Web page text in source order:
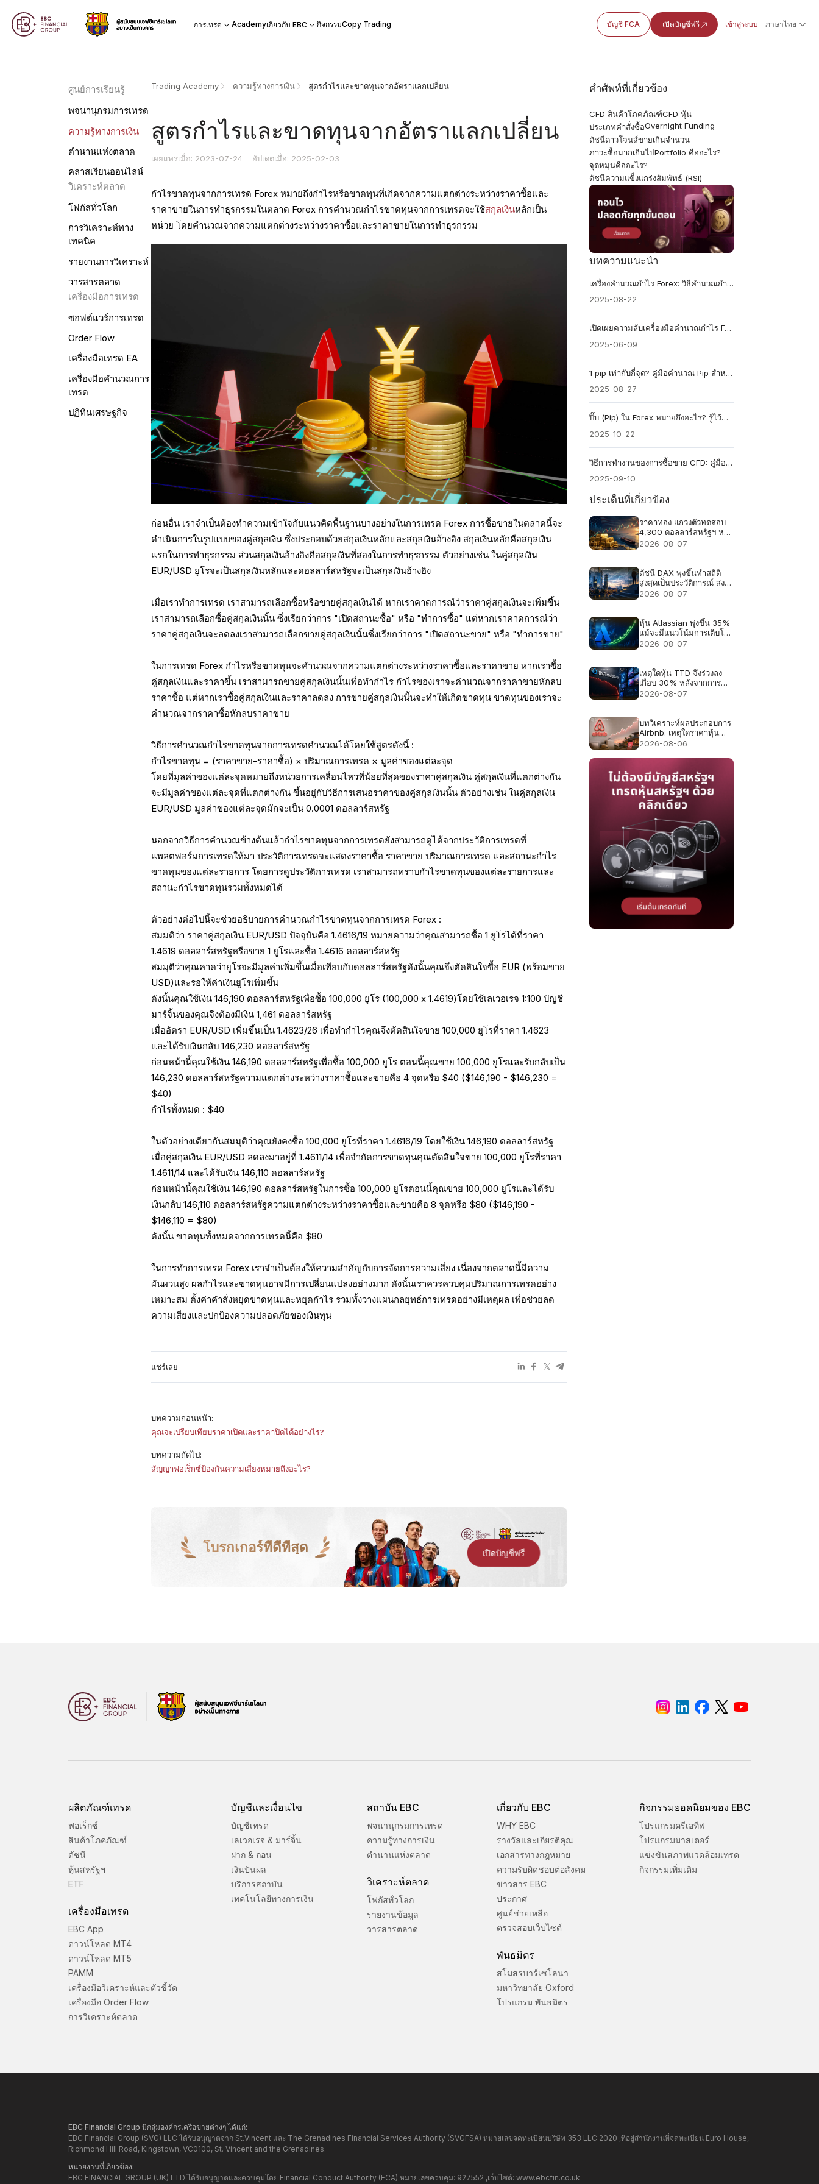
การเทรด Academyเกี่ยวกับ EBC กิจกรรมCopy Trading บัญชี FCA เปิดบัญชีฟรี เข้าสู่ระบบ ภาษาไทย
ศูนย์การเรียนรู้
พจนานุกรมการเทรด
ความรู้ทางการเงิน
ตำนานแห่งตลาด
คลาสเรียนออนไลน์
วิเคราะห์ตลาด
โฟกัสทั่วโลก
การวิเคราะห์ทาง
เทคนิค
รายงานการวิเคราะห์
วารสารตลาด
เครื่องมือการเทรด
ซอฟต์แวร์การเทรด
Order Flow
เครื่องมือเทรด EA
เครื่องมือคำนวณการ
เทรด
ปฏิทินเศรษฐกิจ
Trading Academy ความรู้ทางการเงิน สูตรกำไรและขาดทุนจากอัตราแลกเปลี่ยน
สูตรกำไรและขาดทุนจากอัตราแลกเปลี่ยน
เผยแพร่เมื่อ: 2023-07-24 อัปเดตเมื่อ: 2025-02-03
กำไรขาดทุนจากการเทรด Forex หมายถึงกำไรหรือขาดทุนที่เกิดจากความแตกต่างระหว่างราคาซื้อและ
ราคาขายในการทำธุรกรรมในตลาด Forex การคำนวณกำไรขาดทุนจากการเทรดจะใช้สกุลเงินหลักเป็น
หน่วย โดยคำนวณจากความแตกต่างระหว่างราคาซื้อและราคาขายในการทำธุรกรรม
ก่อนอื่น เราจำเป็นต้องทำความเข้าใจกับแนวคิดพื้นฐานบางอย่างในการเทรด Forex การซื้อขายในตลาดนี้จะ
ดำเนินการในรูปแบบของคู่สกุลเงิน ซึ่งประกอบด้วยสกุลเงินหลักและสกุลเงินอ้างอิง สกุลเงินหลักคือสกุลเงิน
แรกในการทำธุรกรรม ส่วนสกุลเงินอ้างอิงคือสกุลเงินที่สองในการทำธุรกรรม ตัวอย่างเช่น ในคู่สกุลเงิน
EUR/USD ยูโรจะเป็นสกุลเงินหลักและดอลลาร์สหรัฐจะเป็นสกุลเงินอ้างอิง
เมื่อเราทำการเทรด เราสามารถเลือกซื้อหรือขายคู่สกุลเงินได้ หากเราคาดการณ์ว่าราคาคู่สกุลเงินจะเพิ่มขึ้น
เราสามารถเลือกซื้อคู่สกุลเงินนั้น ซึ่งเรียกว่าการ "เปิดสถานะซื้อ" หรือ "ทำการซื้อ" แต่หากเราคาดการณ์ว่า
ราคาคู่สกุลเงินจะลดลงเราสามารถเลือกขายคู่สกุลเงินนั้นซึ่งเรียกว่าการ "เปิดสถานะขาย" หรือ "ทำการขาย"
ในการเทรด Forex กำไรหรือขาดทุนจะคำนวณจากความแตกต่างระหว่างราคาซื้อและราคาขาย หากเราซื้อ
คู่สกุลเงินและราคาขึ้น เราสามารถขายคู่สกุลเงินนั้นเพื่อทำกำไร กำไรของเราจะคำนวณจากราคาขายหักลบ
ราคาซื้อ แต่หากเราซื้อคู่สกุลเงินและราคาลดลง การขายคู่สกุลเงินนั้นจะทำให้เกิดขาดทุน ขาดทุนของเราจะ
คำนวณจากราคาซื้อหักลบราคาขาย
วิธีการคำนวณกำไรขาดทุนจากการเทรดคำนวณได้โดยใช้สูตรดังนี้ :
กำไรขาดทุน = (ราคาขาย-ราคาซื้อ) × ปริมาณการเทรด × มูลค่าของแต่ละจุด
โดยที่มูลค่าของแต่ละจุดหมายถึงหน่วยการเคลื่อนไหวที่น้อยที่สุดของราคาคู่สกุลเงิน คู่สกุลเงินที่แตกต่างกัน
จะมีมูลค่าของแต่ละจุดที่แตกต่างกัน ขึ้นอยู่กับวิธีการเสนอราคาของคู่สกุลเงินนั้น ตัวอย่างเช่น ในคู่สกุลเงิน
EUR/USD มูลค่าของแต่ละจุดมักจะเป็น 0.0001 ดอลลาร์สหรัฐ
นอกจากวิธีการคำนวณข้างต้นแล้วกำไรขาดทุนจากการเทรดยังสามารถดูได้จากประวัติการเทรดที่
แพลตฟอร์มการเทรดให้มา ประวัติการเทรดจะแสดงราคาซื้อ ราคาขาย ปริมาณการเทรด และสถานะกำไร
ขาดทุนของแต่ละรายการ โดยการดูประวัติการเทรด เราสามารถทราบกำไรขาดทุนของแต่ละรายการและ
สถานะกำไรขาดทุนรวมทั้งหมดได้
ตัวอย่างต่อไปนี้จะช่วยอธิบายการคำนวณกำไรขาดทุนจากการเทรด Forex :
สมมติว่า ราคาคู่สกุลเงิน EUR/USD ปัจจุบันคือ 1.4616/19 หมายความว่าคุณสามารถซื้อ 1 ยูโรได้ที่ราคา
1.4619 ดอลลาร์สหรัฐหรือขาย 1 ยูโรและซื้อ 1.4616 ดอลลาร์สหรัฐ
สมมุติว่าคุณคาดว่ายูโรจะมีมูลค่าเพิ่มขึ้นเมื่อเทียบกับดอลลาร์สหรัฐดังนั้นคุณจึงตัดสินใจซื้อ EUR (พร้อมขาย
USD)และรอให้ค่าเงินยูโรเพิ่มขึ้น
ดังนั้นคุณใช้เงิน 146,190 ดอลลาร์สหรัฐเพื่อซื้อ 100,000 ยูโร (100,000 x 1.4619)โดยใช้เลเวอเรจ 1:100 บัญชี
มาร์จิ้นของคุณจึงต้องมีเงิน 1,461 ดอลลาร์สหรัฐ
เมื่ออัตรา EUR/USD เพิ่มขึ้นเป็น 1.4623/26 เพื่อทำกำไรคุณจึงตัดสินใจขาย 100,000 ยูโรที่ราคา 1.4623
และได้รับเงินกลับ 146,230 ดอลลาร์สหรัฐ
ก่อนหน้านี้คุณใช้เงิน 146,190 ดอลลาร์สหรัฐเพื่อซื้อ 100,000 ยูโร ตอนนี้คุณขาย 100,000 ยูโรและรับกลับเป็น
146,230 ดอลลาร์สหรัฐความแตกต่างระหว่างราคาซื้อและขายคือ 4 จุดหรือ $40 ($146,190 - $146,230 =
$40)
กำไรทั้งหมด : $40
ในตัวอย่างเดียวกันสมมุติว่าคุณยังคงซื้อ 100,000 ยูโรที่ราคา 1.4616/19 โดยใช้เงิน 146,190 ดอลลาร์สหรัฐ
เมื่อคู่สกุลเงิน EUR/USD ลดลงมาอยู่ที่ 1.4611/14 เพื่อจำกัดการขาดทุนคุณตัดสินใจขาย 100,000 ยูโรที่ราคา
1.4611/14 และได้รับเงิน 146,110 ดอลลาร์สหรัฐ
ก่อนหน้านี้คุณใช้เงิน 146,190 ดอลลาร์สหรัฐในการซื้อ 100,000 ยูโรตอนนี้คุณขาย 100,000 ยูโรและได้รับ
เงินกลับ 146,110 ดอลลาร์สหรัฐความแตกต่างระหว่างราคาซื้อและขายคือ 8 จุดหรือ $80 ($146,190 -
$146,110 = $80)
ดังนั้น ขาดทุนทั้งหมดจากการเทรดนี้คือ $80
ในการทำการเทรด Forex เราจำเป็นต้องให้ความสำคัญกับการจัดการความเสี่ยง เนื่องจากตลาดนี้มีความ
ผันผวนสูง ผลกำไรและขาดทุนอาจมีการเปลี่ยนแปลงอย่างมาก ดังนั้นเราควรควบคุมปริมาณการเทรดอย่าง
เหมาะสม ตั้งค่าคำสั่งหยุดขาดทุนและหยุดกำไร รวมทั้งวางแผนกลยุทธ์การเทรดอย่างมีเหตุผล เพื่อช่วยลด
ความเสี่ยงและปกป้องความปลอดภัยของเงินทุน
แชร์เลย
บทความก่อนหน้า:
คุณจะเปรียบเทียบราคาเปิดและราคาปิดได้อย่างไร?
บทความถัดไป:
สัญญาฟอเร็กซ์ป้องกันความเสี่ยงหมายถึงอะไร?
โบรกเกอร์ที่ดีที่สุด เปิดบัญชีฟรี
คำศัพท์ที่เกี่ยวข้อง
CFD สินค้าโภคภัณฑ์CFD หุ้น
ประเภทคำสั่งซื้อOvernight Funding
ดัชนีดาวโจนส์ขายเกินจำนวน
ภาวะซื้อมากเกินไปPortfolio คืออะไร?
จุดหมุนคืออะไร?
ดัชนีความแข็งแกร่งสัมพัทธ์ (RSI)
บทความแนะนำ
เครื่องคำนวณกำไร Forex: วิธีคำนวณกำไรจากการเทรดของคุณ
2025-08-22
เปิดเผยความลับเครื่องมือคำนวณกำไร Forex
2025-06-09
1 pip เท่ากับกี่จุด? คู่มือคำนวณ Pip สำหรับเทรด Forex มือใหม่
2025-08-27
ปิ๊บ (Pip) ใน Forex หมายถึงอะไร? รู้ไว้ทำกำไรได้ทุกการเทรด
2025-10-22
วิธีการทำงานของการซื้อขาย CFD: คู่มือฉบับสมบูรณ์ก่อนเริ่มต้น
2025-09-10
ประเด็นที่เกี่ยวข้อง
ราคาทอง แกว่งตัวทดสอบ
4,300 ดอลลาร์สหรัฐฯ หลัง
ข้อตกลงช่องแคบฮอร์มุซ
2026-08-07
ดัชนี DAX พุ่งขึ้นทำสถิติ
สูงสุดเป็นประวัติการณ์ ส่ง
ผลให้ความคาดหวังด้านผล
2026-08-07
หุ้น Atlassian พุ่งขึ้น 35%
แม้จะมีแนวโน้มการเติบโต
เพียง 13%
2026-08-07
เหตุใดหุ้น TTD จึงร่วงลง
เกือบ 30% หลังจากการ
คาดการณ์รายได้ 650 ล้าน
2026-08-07
บทวิเคราะห์ผลประกอบการ
Airbnb: เหตุใดราคาหุ้น
Airbnb อาจร่วงลงได้แม้
2026-08-06
ผลิตภัณฑ์เทรด
ฟอเร็กซ์
สินค้าโภคภัณฑ์
ดัชนี
หุ้นสหรัฐฯ
ETF
เครื่องมือเทรด
EBC App
ดาวน์โหลด MT4
ดาวน์โหลด MT5
PAMM
เครื่องมือวิเคราะห์และตัวชี้วัด
เครื่องมือ Order Flow
การวิเคราะห์ตลาด
บัญชีและเงื่อนไข
บัญชีเทรด
เลเวอเรจ & มาร์จิ้น
ฝาก & ถอน
เงินปันผล
บริการสถาบัน
เทคโนโลยีทางการเงิน
สถาบัน EBC
พจนานุกรมการเทรด
ความรู้ทางการเงิน
ตำนานแห่งตลาด
วิเคราะห์ตลาด
โฟกัสทั่วโลก
รายงานข้อมูล
วารสารตลาด
เกี่ยวกับ EBC
WHY EBC
รางวัลและเกียรติคุณ
เอกสารทางกฎหมาย
ความรับผิดชอบต่อสังคม
ข่าวสาร EBC
ประกาศ
ศูนย์ช่วยเหลือ
ตรวจสอบเว็บไซต์
พันธมิตร
สโมสรบาร์เซโลนา
มหาวิทยาลัย Oxford
โปรแกรม พันธมิตร
กิจกรรมยอดนิยมของ EBC
โปรแกรมครีเอทีฟ
โปรแกรมมาสเตอร์
แข่งขันสภาพแวดล้อมเทรด
กิจกรรมเพิ่มเติม
EBC Financial Group มีกลุ่มองค์กรเครือข่ายต่างๆ ได้แก่:
EBC Financial Group (SVG) LLC ได้รับอนุญาตจาก St.Vincent และ The Grenadines Financial Services Authority (SVGFSA) หมายเลขจดทะเบียนบริษัท 353 LLC 2020 ,ที่อยู่สำนักงานที่จดทะเบียน Euro House,
Richmond Hill Road, Kingstown, VC0100, St. Vincent and the Grenadines.
หน่วยงานที่เกี่ยวข้อง:
EBC FINANCIAL GROUP (UK) LTD ได้รับอนุญาตและควบคุมโดย Financial Conduct Authority (FCA) หมายเลขควบคุม: 927552 ,เว็บไซต์: www.ebcfin.co.uk